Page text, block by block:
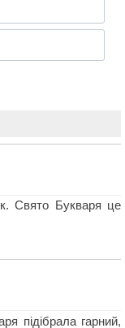
Свято Букваря це
підібрала гарний,